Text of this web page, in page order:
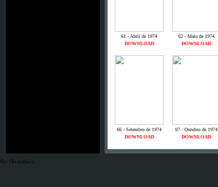
61 - Abril de 1974
62 - Maio de 1974
DOWNLOAD
DOWNLOAD
66 - Setembro de 1974
67 - Outubro de 1974
DOWNLOAD
DOWNLOAD
By: Oscardiaco